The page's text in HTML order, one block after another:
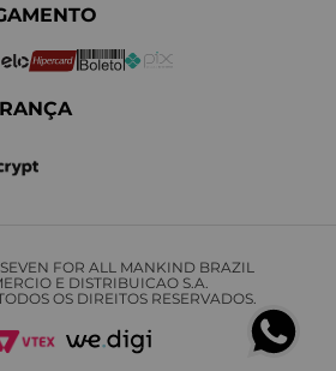
FOR ALL MANKIND BRAZIL
E DISTRIBUICAO S.A.
OS DIREITOS RESERVADOS.